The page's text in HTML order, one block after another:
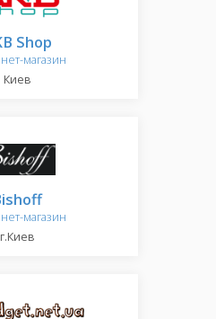
Shop
магазин
Киев
магазин
г.Киев